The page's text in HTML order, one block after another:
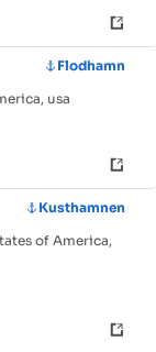
Flodhamn
usa
Kusthamnen
of America,